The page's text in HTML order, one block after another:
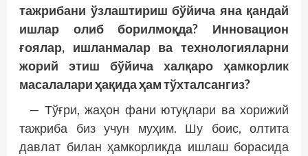
тажрибани ўзлаштириш бўйича яна қандай
ишлар олиб борилмоқда? Инновацион
ғоялар, ишланмалар ва технологияларни
жорий этиш бўйича халқаро ҳамкорлик
масалалари ҳақида ҳам тўхталсангиз?
— Тўғри, жаҳон фани ютуқлари ва хорижий
тажриба биз учун муҳим. Шу боис, олтита
давлат билан ҳамкорликда ишлаш борасида